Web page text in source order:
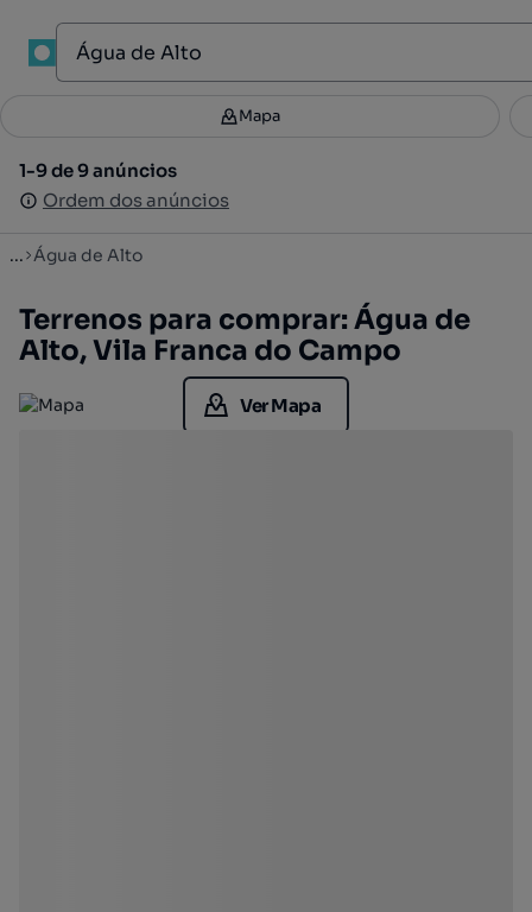
Filtros 2
1-9 de 9 anúncios
Ordem dos anúncios
Mapa
1-9 de 9 anúncios
Ordem dos anúncios
... Água de Alto
Terrenos para comprar: Água de
Alto, Vila Franca do Campo
Ver Mapa